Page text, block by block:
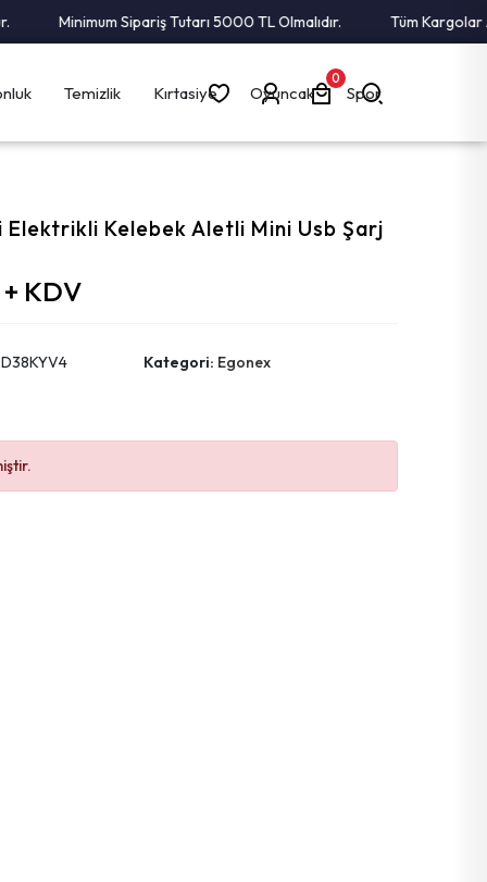
Minimum Sipariş Tutarı 5000 TL Olmalıdır. Tüm Kargolar
Temizlik Kırtasiye Oyuncak Spor
0
Elektrikli Kelebek Aletli Mini Usb Şarj
+ KDV
Kategori: Egonex